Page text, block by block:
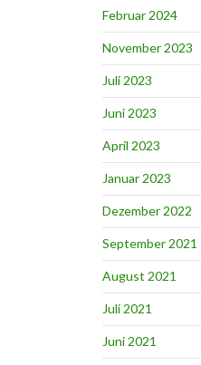
Februar 2024
November 2023
Juli 2023
Juni 2023
April 2023
Januar 2023
Dezember 2022
September 2021
August 2021
Juli 2021
Juni 2021